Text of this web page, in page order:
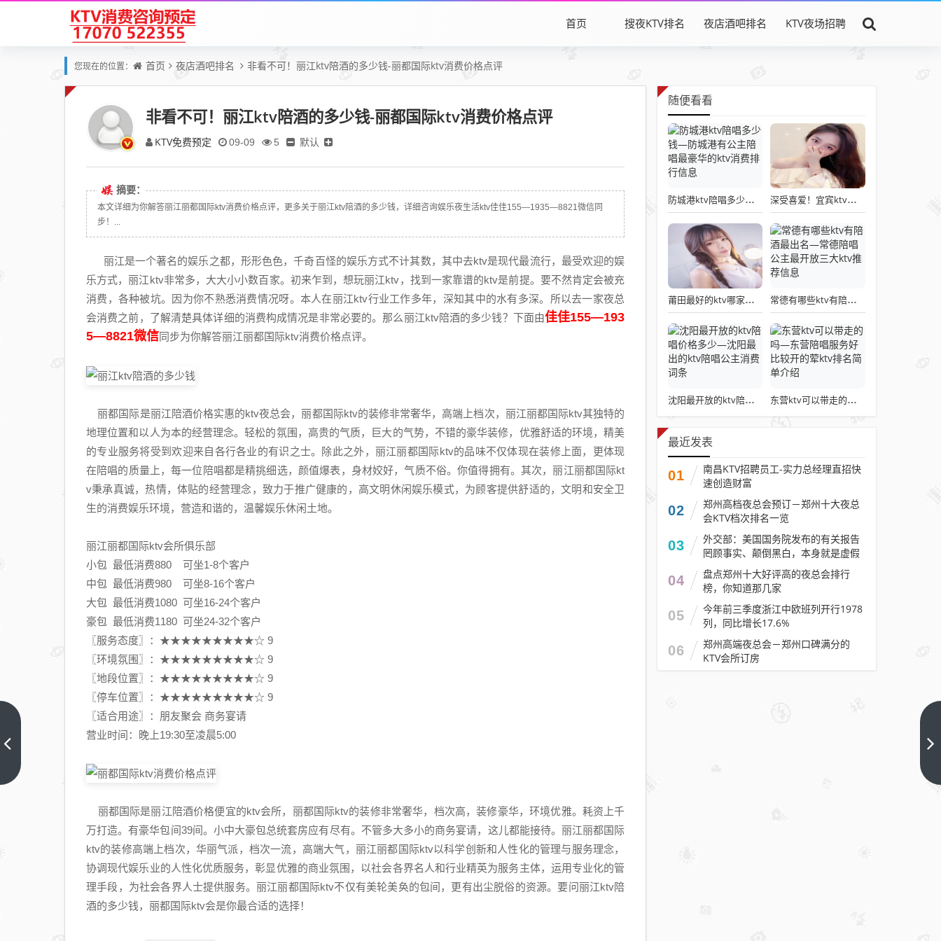
首页 搜夜KTV排名 夜店酒吧排名 KTV夜场招聘
您现在的位置： 首页 夜店酒吧排名 非看不可！丽江ktv陪酒的多少钱-丽都国际ktv消费价格点评
非看不可！丽江ktv陪酒的多少钱-丽都国际ktv消费价格点评
KTV免费预定 09-09 5 默认
摘要：
本文详细为你解答丽江丽都国际ktv消费价格点评，更多关于丽江ktv陪酒的多少钱，详细咨询娱乐夜生活ktv佳佳155—1935—8821微信同
步！...
丽江是一个著名的娱乐之都，形形色色，千奇百怪的娱乐方式不计其数，其中去ktv是现代最流行，最受欢迎的娱
乐方式，丽江ktv非常多，大大小小数百家。初来乍到，想玩丽江ktv，找到一家靠谱的ktv是前提。要不然肯定会被充
消费，各种被坑。因为你不熟悉消费情况呀。本人在丽江ktv行业工作多年，深知其中的水有多深。所以去一家夜总
会消费之前，了解清楚具体详细的消费构成情况是非常必要的。那么丽江ktv陪酒的多少钱？下面由佳佳155—193
5—8821微信同步为你解答丽江丽都国际ktv消费价格点评。
丽都国际是丽江陪酒价格实惠的ktv夜总会，丽都国际ktv的装修非常奢华，高端上档次，丽江丽都国际ktv其独特的
地理位置和以人为本的经营理念。轻松的氛围，高贵的气质，巨大的气势，不错的豪华装修，优雅舒适的环境，精美
的专业服务将受到欢迎来自各行各业的有识之士。除此之外，丽江丽都国际ktv的品味不仅体现在装修上面，更体现
在陪唱的质量上，每一位陪唱都是精挑细选，颜值爆表，身材姣好，气质不俗。你值得拥有。其次，丽江丽都国际kt
v秉承真诚，热情，体贴的经营理念，致力于推广健康的，高文明休闲娱乐模式，为顾客提供舒适的，文明和安全卫
生的消费娱乐环境，营造和谐的，温馨娱乐休闲土地。
丽江丽都国际ktv会所俱乐部
小包 最低消费880 可坐1-8个客户
中包 最低消费980 可坐8-16个客户
大包 最低消费1080 可坐16-24个客户
豪包 最低消费1180 可坐24-32个客户
〖服务态度〗：★★★★★★★★★☆ 9
〖环境氛围〗：★★★★★★★★★☆ 9
〖地段位置〗：★★★★★★★★★☆ 9
〖停车位置〗：★★★★★★★★★☆ 9
〖适合用途〗：朋友聚会 商务宴请
营业时间：晚上19:30至凌晨5:00
丽都国际是丽江陪酒价格便宜的ktv会所，丽都国际ktv的装修非常奢华，档次高，装修豪华，环境优雅。耗资上千
万打造。有豪华包间39间。小中大豪包总统套房应有尽有。不管多大多小的商务宴请，这儿都能接待。丽江丽都国际
ktv的装修高端上档次，华丽气派，档次一流，高端大气，丽江丽都国际ktv以科学创新和人性化的管理与服务理念，
协调现代娱乐业的人性化优质服务，彰显优雅的商业氛围，以社会各界名人和行业精英为服务主体，运用专业化的管
理手段，为社会各界人士提供服务。丽江丽都国际ktv不仅有美轮美奂的包间，更有出尘脱俗的资源。要问丽江ktv陪
酒的多少钱，丽都国际ktv会是你最合适的选择！
随便看看
防城港ktv陪唱多少钱—防城港有公主陪唱最豪华的ktv消费排行信息 深受喜爱！宜宾ktv哪个最开放比较好-宜宾最好的商务ktv陪酒出去三大消费排行
莆田最好的ktv哪家公主多—莆田荤ktv公主好可以出台的夜总会排名 常德有哪些ktv有陪酒最出名—常德陪唱公主最开放三大ktv推荐信息
沈阳最开放的ktv陪唱价格多少—沈阳最出的ktv陪唱公主消费词条 东营ktv可以带走的吗—东营陪唱服务好比较开的荤ktv排名简单介绍
最近发表
01
南昌KTV招聘员工-实力总经理直招快
速创造财富
02
郑州高档夜总会预订－郑州十大夜总
会KTV档次排名一览
03
外交部：美国国务院发布的有关报告
罔顾事实、颠倒黑白，本身就是虚假
信息
04
盘点郑州十大好评高的夜总会排行
榜，你知道那几家
05
今年前三季度浙江中欧班列开行1978
列，同比增长17.6%
06
郑州高端夜总会－郑州口碑满分的
KTV会所订房